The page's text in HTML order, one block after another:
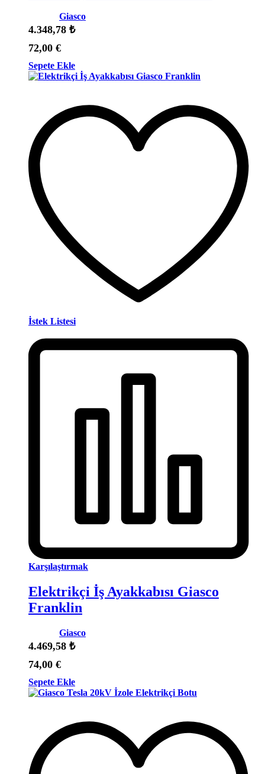
Giasco
4.348,78 ₺
72,00 €
Sepete Ekle
İstek Listesi
Karşılaştırmak
Elektrikçi İş Ayakkabısı Giasco
Franklin
Giasco
4.469,58 ₺
74,00 €
Sepete Ekle